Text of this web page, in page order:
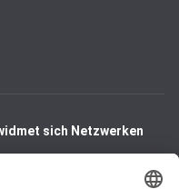
sich Netzwerken